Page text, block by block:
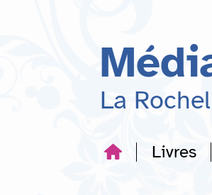
recherche
La
Livres